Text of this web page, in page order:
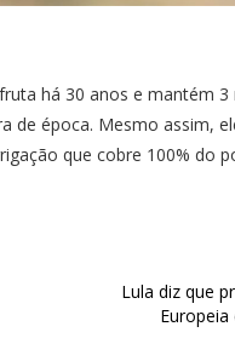
há 30 anos e mantém
época. Mesmo assim,
que cobre 100% do
Lula diz que